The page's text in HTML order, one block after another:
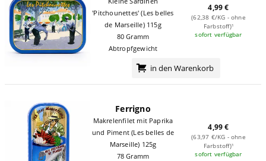
'Pitchounettes' (Les belles
de Marseille) 115g
80 Gramm
Abtropfgewicht
4,99 €
(62,38 €/KG - ohne
Farbstoff)¹
sofort verfügbar
in den Warenkorb
Ferrigno
Makrelenfilet mit Paprika
und Piment (Les belles de
Marseille) 125g
78 Gramm
4,99 €
(63,97 €/KG - ohne
Farbstoff)¹
sofort verfügbar